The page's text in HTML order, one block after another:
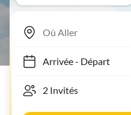
Arrivée- Départ